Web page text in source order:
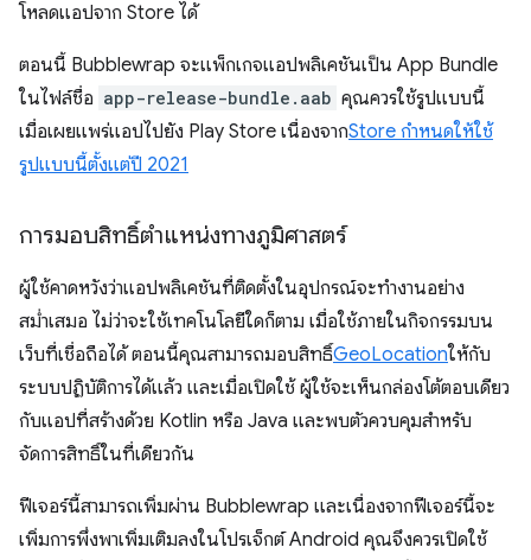
โหลดแอปจาก Store ได้
ตอนนี้ Bubblewrap จะแพ็กเกจแอปพลิเคชันเป็น App Bundle
ในไฟล์ชื่อ app-release-bundle.aab คุณควรใช้รูปแบบนี้
เมื่อเผยแพร่แอปไปยัง Play Store เนื่องจากStore กำหนดให้ใช้
รูปแบบนี้ตั้งแต่ปี 2021
การมอบสิทธิ์ตำแหน่งทางภูมิศาสตร์
ผู้ใช้คาดหวังว่าแอปพลิเคชันที่ติดตั้งในอุปกรณ์จะทํางานอย่าง
สม่ำเสมอ ไม่ว่าจะใช้เทคโนโลยีใดก็ตาม เมื่อใช้ภายในกิจกรรมบน
เว็บที่เชื่อถือได้ ตอนนี้คุณสามารถมอบสิทธิ์GeoLocationให้กับ
ระบบปฏิบัติการได้แล้ว และเมื่อเปิดใช้ ผู้ใช้จะเห็นกล่องโต้ตอบเดียว
กับแอปที่สร้างด้วย Kotlin หรือ Java และพบตัวควบคุมสำหรับ
จัดการสิทธิ์ในที่เดียวกัน
ฟีเจอร์นี้สามารถเพิ่มผ่าน Bubblewrap และเนื่องจากฟีเจอร์นี้จะ
เพิ่มการพึ่งพาเพิ่มเติมลงในโปรเจ็กต์ Android คุณจึงควรเปิดใช้